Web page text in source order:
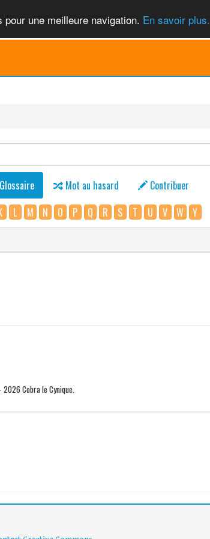
une meilleure navigation. En savoir plus.
Glossaire Mot au hasard
Contribuer
L M N O P Q R S T U V W Y
Cobra le Cynique.